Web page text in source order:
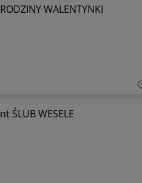
WALENTYNKI
WESELE